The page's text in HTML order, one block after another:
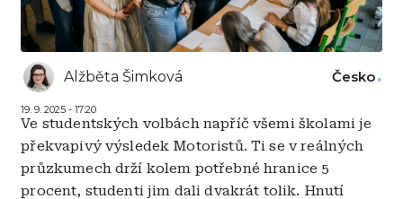
Alžběta Šimková
19. 9. 2025 - 17:20
Česko
Ve studentských volbách napříč všemi školami je
překvapivý výsledek Motoristů. Ti se v reálných
průzkumech drží kolem potřebné hranice 5
procent, studenti jim dali dvakrát tolik. Hnutí